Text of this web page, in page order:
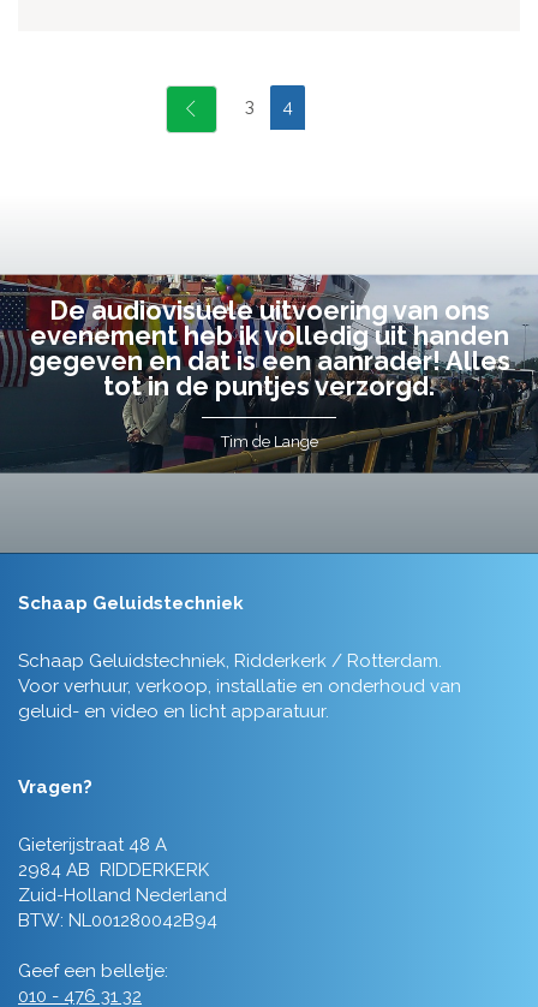
3 4
De audiovisuele uitvoering van ons
evenement heb ik volledig uit handen
gegeven en dat is een aanrader! Alles
tot in de puntjes verzorgd.
Tim de Lange
Schaap Geluidstechniek
Schaap Geluidstechniek, Ridderkerk / Rotterdam.
Voor verhuur, verkoop, installatie en onderhoud van
geluid- en video en licht apparatuur.
Vragen?
Gieterijstraat 48 A
2984 AB RIDDERKERK
Zuid-Holland Nederland
BTW: NL001280042B94
Geef een belletje:
010 - 476 31 32